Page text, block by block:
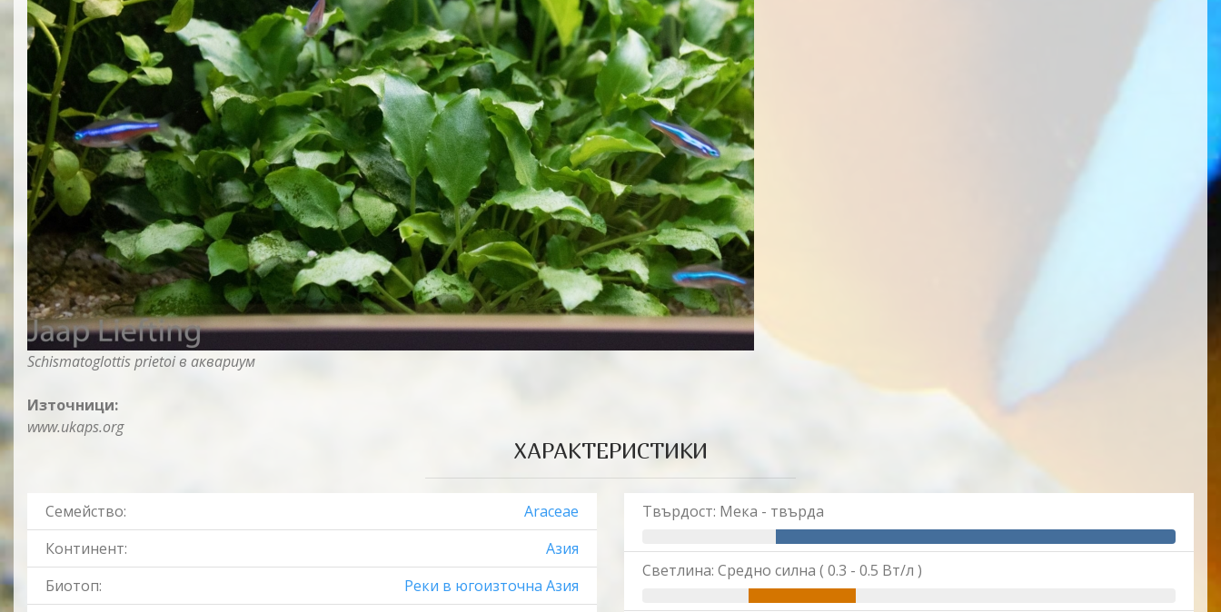
Schismatoglottis prietoi в аквариум
Източници:
www.ukaps.org
ХАРАКТЕРИСТИКИ
Семейство:
Araceae
Континент:
Азия
Биотоп:
Реки в югоизточна Азия
Твърдост: Мека - твърда
Светлина: Средно силна ( 0.3 - 0.5 Вт/л )